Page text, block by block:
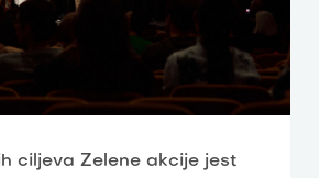
ciljeva Zelene akcije jest